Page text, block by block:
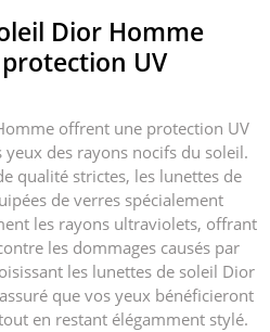
Dior Homme
UV
offrent une protection UV
des rayons nocifs du soleil.
qualité strictes, les lunettes de
de verres spécialement
les rayons ultraviolets, offrant
les dommages causés par
les lunettes de soleil Dior
que vos yeux bénéficieront
en restant élégamment stylé.